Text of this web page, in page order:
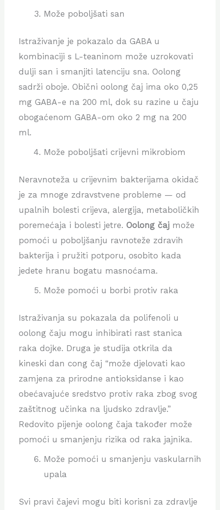
Može poboljšati san
Istraživanje je pokazalo da GABA u
kombinaciji s L-teaninom može uzrokovati
dulji san i smanjiti latenciju sna. Oolong
sadrži oboje. Obični oolong čaj ima oko 0,25
mg GABA-e na 200 ml, dok su razine u čaju
obogaćenom GABA-om oko 2 mg na 200
ml.
Može poboljšati crijevni mikrobiom
Neravnoteža u crijevnim bakterijama okidač
je za mnoge zdravstvene probleme — od
upalnih bolesti crijeva, alergija, metaboličkih
poremećaja i bolesti jetre. Oolong čajmože
pomoći u poboljšanju ravnoteže zdravih
bakterija i pružiti potporu, osobito kada
jedete hranu bogatu masnoćama.
Može pomoći u borbi protiv raka
Istraživanja su pokazala da polifenoli u
oolong čaju mogu inhibirati rast stanica
raka dojke. Druga je studija otkrila da
kineski dan cong čaj “može djelovati kao
zamjena za prirodne antioksidanse i kao
obećavajuće sredstvo protiv raka zbog svog
zaštitnog učinka na ljudsko zdravlje.”
Redovito pijenje oolong čaja također može
pomoći u smanjenju rizika od raka jajnika.
Može pomoći u smanjenju vaskularnih
upala
Svi pravi čajevi mogu biti korisni za zdravlje